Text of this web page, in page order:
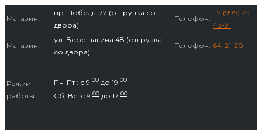
содержимому
Магазин:
пр. Победы 72 (отгрузка со
двора)
Телефон:
+7 (999) 791-
43-91
Магазин:
ул. Верещагина 48 (отгрузка
со двора)
Телефон: 64-21-20
Режим
работы:
Пн-Пт : с 9 00 до 19 00
Сб, Вс: с 9 00 до 17 00